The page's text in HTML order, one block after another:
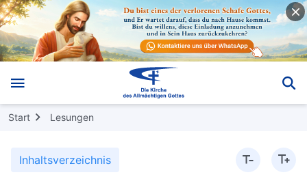
Start Lesungen
Inhaltsverzeichnis